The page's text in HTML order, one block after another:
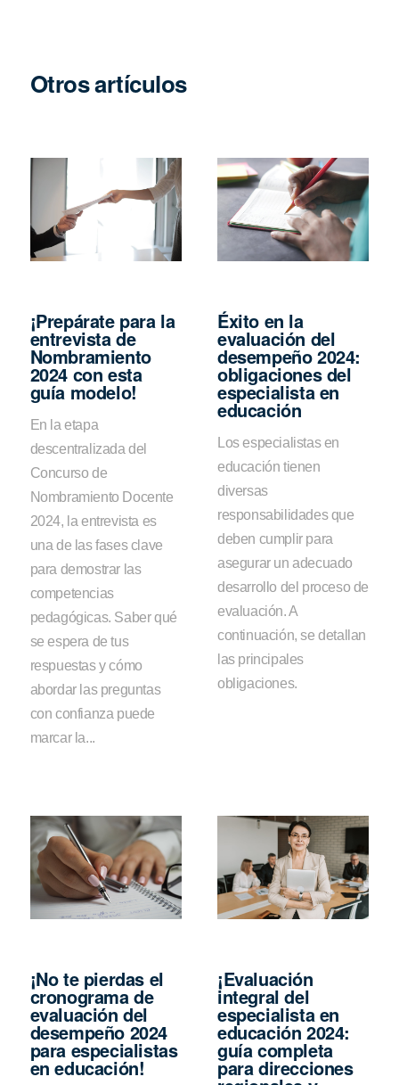
Otros artículos
¡Prepárate para la
entrevista de
Nombramiento
2024 con esta
guía modelo!
En la etapa
descentralizada del
Concurso de
Nombramiento Docente
2024, la entrevista es
una de las fases clave
para demostrar las
competencias
pedagógicas. Saber qué
se espera de tus
respuestas y cómo
abordar las preguntas
con confianza puede
marcar la...
Éxito en la
evaluación del
desempeño 2024:
obligaciones del
especialista en
educación
Los especialistas en
educación tienen
diversas
responsabilidades que
deben cumplir para
asegurar un adecuado
desarrollo del proceso de
evaluación. A
continuación, se detallan
las principales
obligaciones.
¡No te pierdas el
cronograma de
evaluación del
desempeño 2024
para especialistas
en educación!
¡Evaluación
integral del
especialista en
educación 2024:
guía completa
para direcciones